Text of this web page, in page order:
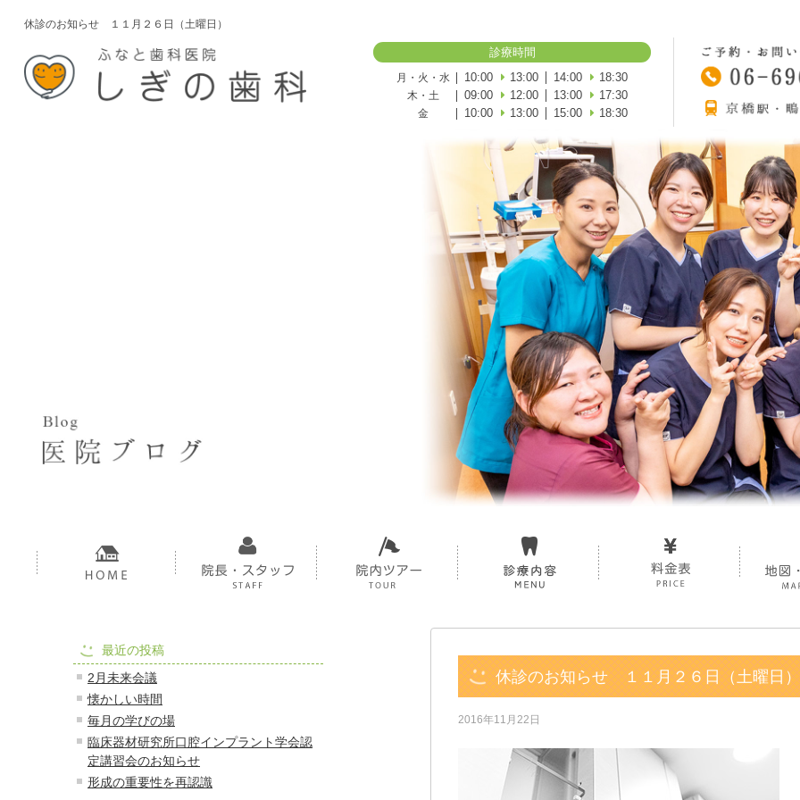
休診のお知らせ １１月２６日（土曜日）
診療時間
月・火・水 10:00 13:00 14:00 18:30
木・土 09:00 12:00 13:00 17:30
金 10:00 13:00 15:00 18:30
最近の投稿
2月未来会議
懐かしい時間
毎月の学びの場
臨床器材研究所口腔インプラント学会認
定講習会のお知らせ
形成の重要性を再認識
休診のお知らせ １１月２６日（土曜日）
2016年11月22日